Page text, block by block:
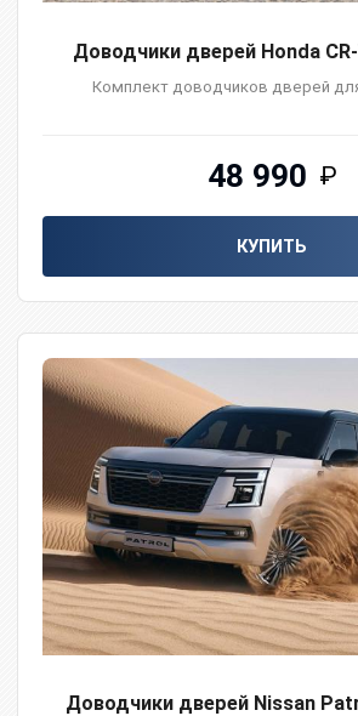
Доводчики дверей Honda
Комплект доводчиков дверей
48 990 ₽
КУПИТЬ
Доводчики дверей Nissan